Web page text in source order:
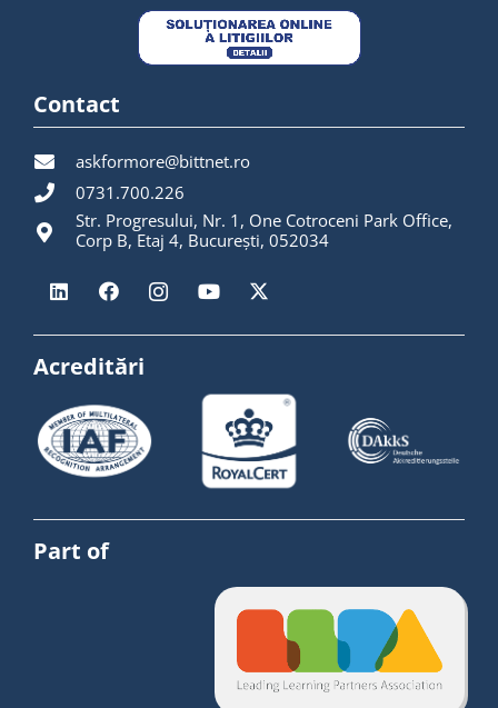
Contact
askformore@bittnet.ro
0731.700.226
Str. Progresului, Nr. 1, One Cotroceni Park Office,
Corp B, Etaj 4, București, 052034
Acreditări
Part of